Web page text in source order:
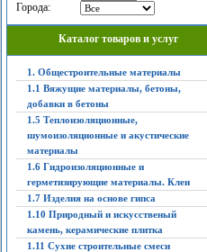
Города:
Каталог товаров и услуг
1. Общестроительные материалы
1.1 Вяжущие материалы, бетоны,
добавки в бетоны
1.5 Теплоизоляционные,
шумоизоляционные и акустические
материалы
1.6 Гидроизоляционные и
герметизирующие материалы. Клеи
1.7 Изделия на основе гипса
1.10 Природный и искусственый
камень, керамические плитка
1.11 Сухие строительные смеси